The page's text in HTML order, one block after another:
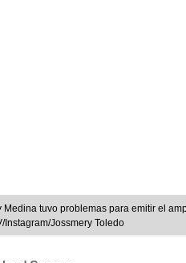
Medina tuvo problemas para emitir el
Instagram/Jossmery Toledo